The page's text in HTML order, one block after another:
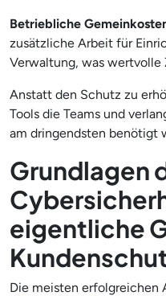
Betriebliche
zusätzliche Arbeit für
Verwaltung, was wertvolle
Anstatt den Schutz zu
Tools die Teams und
am dringendsten benötigt
Grundlagen
eigentliche
Die meisten erfolgreichen